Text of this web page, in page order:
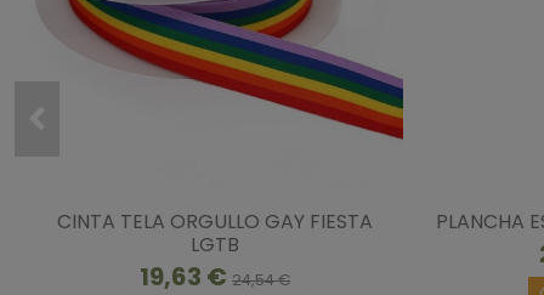
CINTA TELA ORGULLO GAY FIESTA
LGTB
19,63 € 24,54 €
PLANCHA